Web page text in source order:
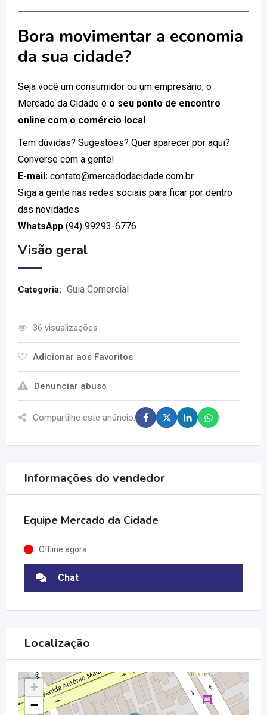
Bora movimentar a economia
da sua cidade?
Seja você um consumidor ou um empresário, o
Mercado da Cidade é o seu ponto de encontro
online com o comércio local.
Tem dúvidas? Sugestões? Quer aparecer por aqui?
Converse com a gente!
E-mail: contato@mercadodacidade.com.br
Siga a gente nas redes sociais para ficar por dentro
das novidades.
WhatsApp (94) 99293-6776
Visão geral
Categoria: Guia Comercial
36 visualizações
Adicionar aos Favoritos
Denunciar abuso
Compartilhe este anúncio:
Informações do vendedor
Equipe Mercado da Cidade
Offline agora
Chat
Localização
+
−